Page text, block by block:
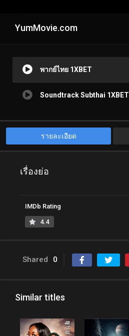
YumMovie.com
พากย์ไทย 1XBET
Soundtrack Subthai 1XBET
รายละเอียด
เรื่องย่อ
IMDb Rating
4.4
Shared 0
Similar titles